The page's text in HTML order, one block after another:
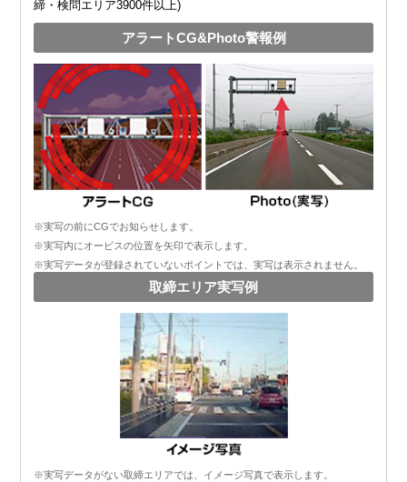
締・検問エリア3900件以上)
アラートCG&Photo警報例
※実写の前にCGでお知らせします。
※実写内にオービスの位置を矢印で表示します。
※実写データが登録されていないポイントでは、実写は表示されません。
取締エリア実写例
※実写データがない取締エリアでは、イメージ写真で表示します。